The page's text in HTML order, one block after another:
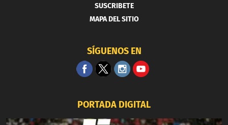
SUSCRIBETE
MAPA DEL SITIO
SÍGUENOS EN
PORTADA DIGITAL